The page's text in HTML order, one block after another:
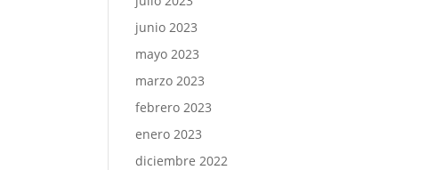
junio 2023
mayo 2023
marzo 2023
febrero 2023
enero 2023
diciembre 2022